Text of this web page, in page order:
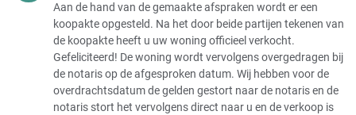
Aan de hand van de gemaakte afspraken wordt er een
koopakte opgesteld. Na het door beide partijen tekenen van
de koopakte heeft u uw woning officieel verkocht.
Gefeliciteerd! De woning wordt vervolgens overgedragen bij
de notaris op de afgesproken datum. Wij hebben voor de
overdrachtsdatum de gelden gestort naar de notaris en de
notaris stort het vervolgens direct naar u en de verkoop is